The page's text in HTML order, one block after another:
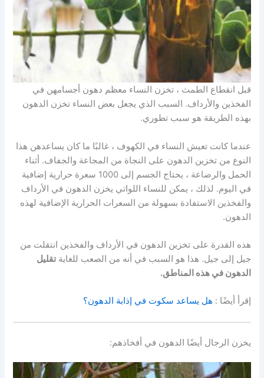
قبل انقطاع الطمث ، تخزن النساء معظم دهون أجسامهن في
الفخذين والأرداف. السبب الذي يجعل بعض النساء تخزن الدهون
بهذه الطريقة هو سبب تطوري.
عندما كانت تعيش النساء في الكهوف ، غالبًا ما كان يساعدهن هذا
النوع من تخزين الدهون على النجاة من المجاعة والجفاف. أثناء
الحمل والرضاعة ، يحتاج الجسم إلى 1000 سعرة حرارية إضافية
في اليوم. لذلك ، يمكن للنساء اللواتي يخزن الدهون في الأرداف
والفخذين الاستفادة بسهولة من السعرات الحرارية الإضافية لهذه
الدهون.
هذه القدرة على تخزين الدهون في الأرداف والفخذين انتقلت من
جيل إلى جيل. هذا هو السبب في أنه من الصعب للغايةتقليل
الدهون في هذه المناطق.
إقرأ أيضًا : هل يساعد سكوت في إذابة الدهون؟
يخزن الرجال أيضًا الدهون في أفخاذهم: